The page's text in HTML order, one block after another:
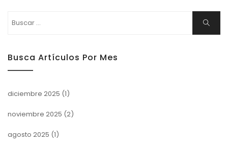
Buscar: Buscar
Busca Artículos Por Mes
diciembre 2025 (1)
noviembre 2025 (2)
agosto 2025 (1)